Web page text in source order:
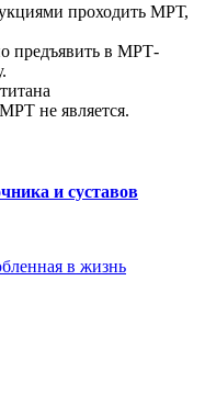
проходить МРТ,
предъявить в МРТ-
не является.
и суставов
в жизнь